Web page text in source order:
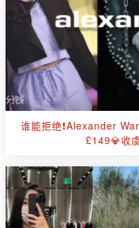
谁能拒绝❗Alexander
£149💎收